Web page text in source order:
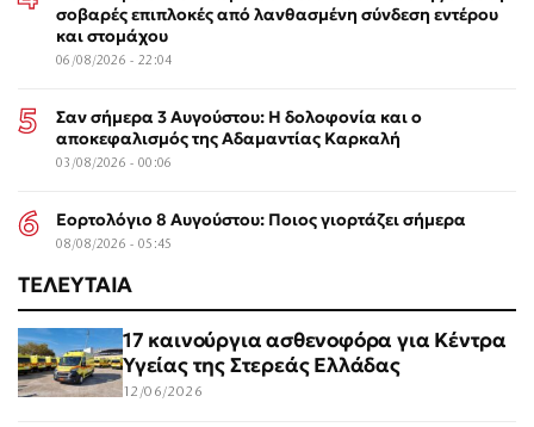
σοβαρές επιπλοκές από λανθασμένη σύνδεση εντέρου
και στομάχου
06/08/2026 - 22:04
Σαν σήμερα 3 Αυγούστου: Η δολοφονία και ο
αποκεφαλισμός της Αδαμαντίας Καρκαλή
03/08/2026 - 00:06
Εορτολόγιο 8 Αυγούστου: Ποιος γιορτάζει σήμερα
08/08/2026 - 05:45
ΤΕΛΕΥΤΑΙΑ
17 καινούργια ασθενοφόρα για Κέντρα
Υγείας της Στερεάς Ελλάδας
12/06/2026